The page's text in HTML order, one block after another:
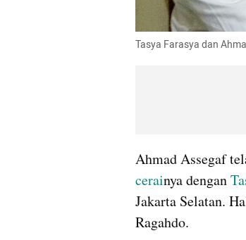
Tasya Farasya dan
cerainya dengan
Jakarta Selatan.
Ragahdo.